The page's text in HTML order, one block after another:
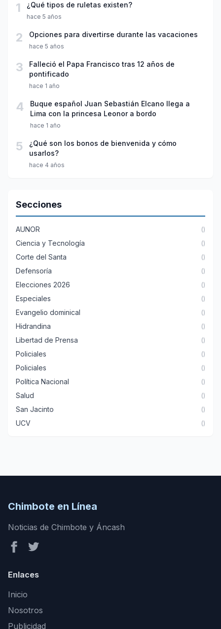
1 ¿Qué tipos de ruletas existen?
hace 5 años
2 Opciones para divertirse durante las vacaciones
hace 5 años
3
Falleció el Papa Francisco tras 12 años de
pontificado
hace 1 año
4
Buque español Juan Sebastián Elcano llega a
Lima con la princesa Leonor a bordo
hace 1 año
5
¿Qué son los bonos de bienvenida y cómo
usarlos?
hace 4 años
Secciones
AUNOR ()
Ciencia y Tecnología ()
Corte del Santa ()
Defensoría ()
Elecciones 2026 ()
Especiales ()
Evangelio dominical ()
Hidrandina ()
Libertad de Prensa ()
Policiales ()
Policiales ()
Política Nacional ()
Salud ()
San Jacinto ()
UCV ()
Chimbote en Línea
Noticias de Chimbote y Áncash
Enlaces
Inicio
Nosotros
Publicidad